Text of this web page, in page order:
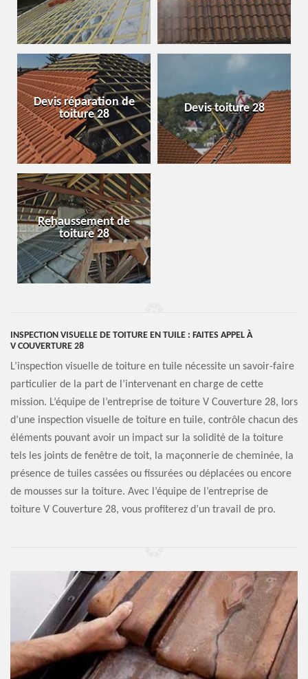
Devis réparation de
toiture 28
Devis toiture 28
Rehaussement de
toiture 28
INSPECTION VISUELLE DE TOITURE EN TUILE : FAITES APPEL À
V COUVERTURE 28
L’inspection visuelle de toiture en tuile nécessite un savoir-faire
particulier de la part de l’intervenant en charge de cette
mission. L’équipe de l’entreprise de toiture V Couverture 28, lors
d’une inspection visuelle de toiture en tuile, contrôle chacun des
éléments pouvant avoir un impact sur la solidité de la toiture
tels les joints de fenêtre de toit, la maçonnerie de cheminée, la
présence de tuiles cassées ou fissurées ou déplacées ou encore
de mousses sur la toiture. Avec l’équipe de l’entreprise de
toiture V Couverture 28, vous profiterez d’un travail de pro.